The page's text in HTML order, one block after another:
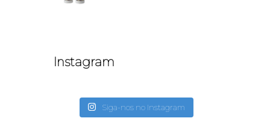
Instagram
Siga-nos no Instagram